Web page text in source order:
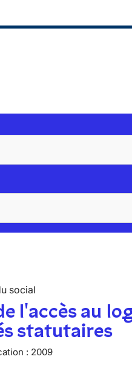
social
l'accès au
statutaires
: 2009